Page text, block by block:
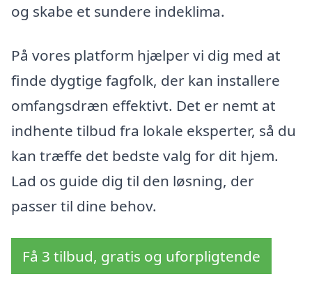
og skabe et sundere indeklima.
På vores platform hjælper vi dig med at
finde dygtige fagfolk, der kan installere
omfangsdræn effektivt. Det er nemt at
indhente tilbud fra lokale eksperter, så du
kan træffe det bedste valg for dit hjem.
Lad os guide dig til den løsning, der
passer til dine behov.
Få 3 tilbud, gratis og uforpligtende